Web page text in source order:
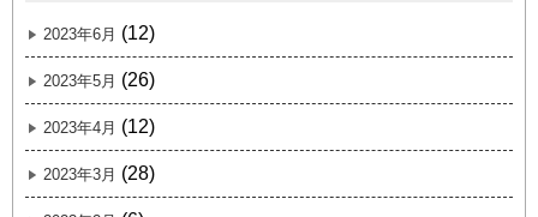
2023年6月 (12)
2023年5月 (26)
2023年4月 (12)
2023年3月 (28)